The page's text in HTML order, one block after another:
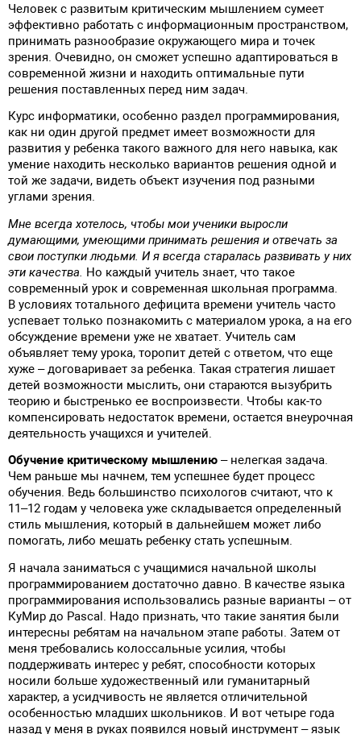
Человек с развитым критическим мышлением сумеет
эффективно работать с информационным пространством,
принимать разнообразие окружающего мира и точек
зрения. Очевидно, он сможет успешно адаптироваться в
современной жизни и находить оптимальные пути
решения поставленных перед ним задач.
Курс информатики, особенно раздел программирования,
как ни один другой предмет имеет возможности для
развития у ребенка такого важного для него навыка, как
умение находить несколько вариантов решения одной и
той же задачи, видеть объект изучения под разными
углами зрения.
Мне всегда хотелось, чтобы мои ученики выросли
думающими, умеющими принимать решения и отвечать за
свои поступки людьми. И я всегда старалась развивать у них
эти качества. Но каждый учитель знает, что такое
современный урок и современная школьная программа.
В условиях тотального дефицита времени учитель часто
успевает только познакомить с материалом урока, а на его
обсуждение времени уже не хватает. Учитель сам
объявляет тему урока, торопит детей с ответом, что еще
хуже – договаривает за ребенка. Такая стратегия лишает
детей возможности мыслить, они стараются вызубрить
теорию и быстренько ее воспроизвести. Чтобы как-то
компенсировать недостаток времени, остается внеурочная
деятельность учащихся и учителей.
Обучение критическому мышлению – нелегкая задача.
Чем раньше мы начнем, тем успешнее будет процесс
обучения. Ведь большинство психологов считают, что к
11–12 годам у человека уже складывается определенный
стиль мышления, который в дальнейшем может либо
помогать, либо мешать ребенку стать успешным.
Я начала заниматься с учащимися начальной школы
программированием достаточно давно. В качестве языка
программирования использовались разные варианты – от
КуМир до Pascal. Надо признать, что такие занятия были
интересны ребятам на начальном этапе работы. Затем от
меня требовались колоссальные усилия, чтобы
поддерживать интерес у ребят, способности которых
носили больше художественный или гуманитарный
характер, а усидчивость не является отличительной
особенностью младших школьников. И вот четыре года
назад у меня в руках появился новый инструмент – язык